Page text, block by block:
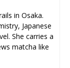
in Osaka.
Japanese
She carries a
matcha like